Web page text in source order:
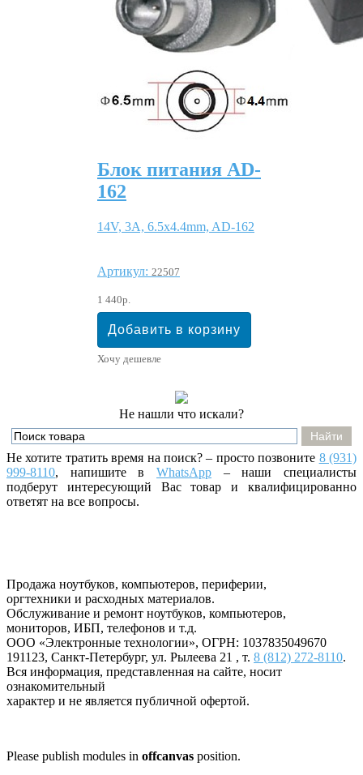
Блок питания AD-
162
14V, 3A, 6.5x4.4mm, AD-162
Артикул: 22507
1 440р.
Хочу дешевле
Не нашли что искали?
Не хотите тратить время на поиск? – просто позвоните 8 (931)
999-8110, напишитевWhatsApp – наши специалисты
подберут интересующий Вас товар и квалифицированно
ответят на все вопросы.
Продажа ноутбуков, компьютеров, периферии,
оргтехники и расходных материалов.
Обслуживание и ремонт ноутбуков, компьютеров,
мониторов, ИБП, телефонов и т.д.
ООО «Электронные технологии», ОГРН: 1037835049670
191123, Санкт-Петербург, ул. Рылеева 21 , т. 8 (812) 272-8110.
Вся информация, представленная на сайте, носит
ознакомительный
характер и не является публичной офертой.
Please publish modules in offcanvas position.